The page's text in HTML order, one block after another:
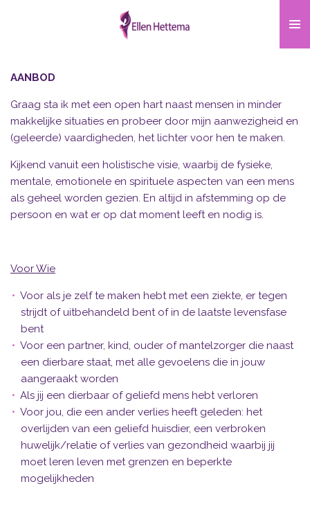
hoofdinhoud
AANBOD
Graag sta ik met een open hart naast mensen in minder
makkelijke situaties en probeer door mijn aanwezigheid en
(geleerde) vaardigheden, het lichter voor hen te maken.
Kijkend vanuit een holistische visie, waarbij de fysieke,
mentale, emotionele en spirituele aspecten van een mens
als geheel worden gezien. En altijd in afstemming op de
persoon en wat er op dat moment leeft en nodig is.
Voor Wie
Voor als je zelf te maken hebt met een ziekte, er tegen
strijdt of uitbehandeld bent of in de laatste levensfase
bent
Voor een partner, kind, ouder of mantelzorger die naast
een dierbare staat, met alle gevoelens die in jouw
aangeraakt worden
Als jij een dierbaar of geliefd mens hebt verloren
Voor jou, die een ander verlies heeft geleden: het
overlijden van een geliefd huisdier, een verbroken
huwelijk/relatie of verlies van gezondheid waarbij jij
moet leren leven met grenzen en beperkte
mogelijkheden